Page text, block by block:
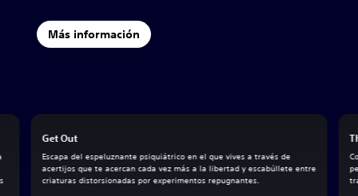
Más información
Get Out
Escapa del espeluznante psiquiátrico en el que vives a través de
acertijos que te acercan cada vez más a la libertad y escabúllete entre
criaturas distorsionadas por experimentos repugnantes.